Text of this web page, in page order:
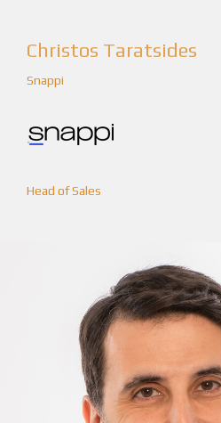
Christos Taratsides
Snappi
Head of Sales